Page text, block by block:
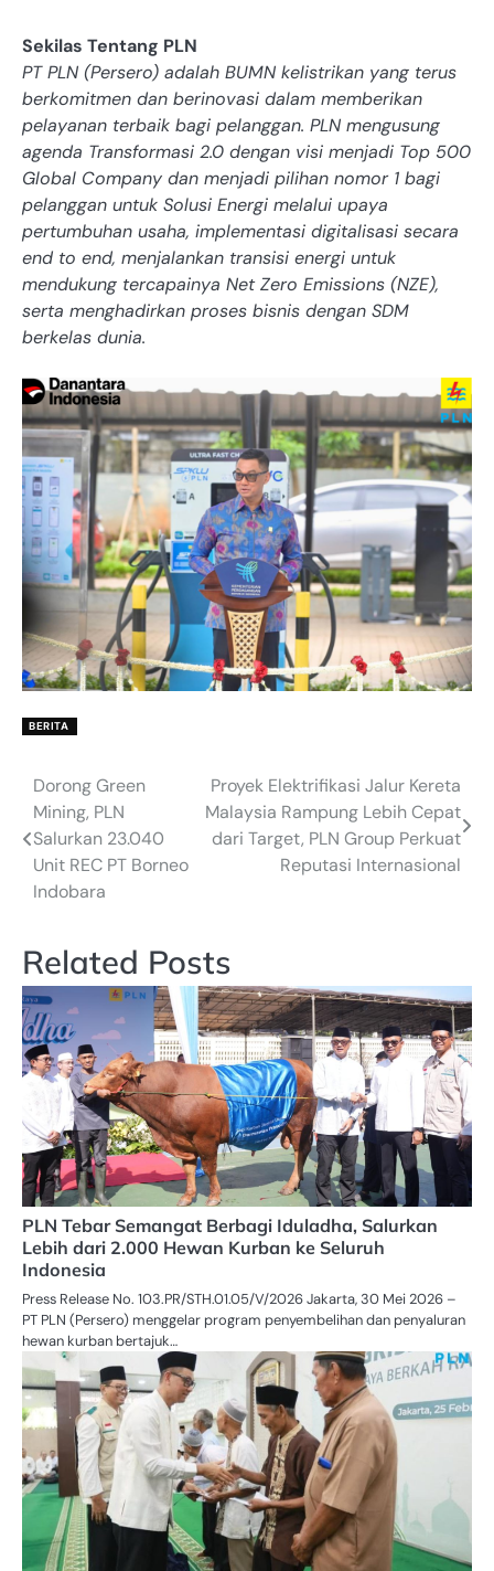
Sekilas Tentang PLN
PT PLN (Persero) adalah BUMN kelistrikan yang terus
berkomitmen dan berinovasi dalam memberikan
pelayanan terbaik bagi pelanggan. PLN mengusung
agenda Transformasi 2.0 dengan visi menjadi Top 500
Global Company dan menjadi pilihan nomor 1 bagi
pelanggan untuk Solusi Energi melalui upaya
pertumbuhan usaha, implementasi digitalisasi secara
end to end, menjalankan transisi energi untuk
mendukung tercapainya Net Zero Emissions (NZE),
serta menghadirkan proses bisnis dengan SDM
berkelas dunia.
BERITA
Post
navigation
Dorong Green
Mining, PLN
Salurkan 23.040
Unit REC PT Borneo
Indobara
Proyek Elektrifikasi Jalur Kereta
Malaysia Rampung Lebih Cepat
dari Target, PLN Group Perkuat
Reputasi Internasional
Related Posts
PLN Tebar Semangat Berbagi Iduladha, Salurkan
Lebih dari 2.000 Hewan Kurban ke Seluruh
Indonesia
Press Release No. 103.PR/STH.01.05/V/2026 Jakarta, 30 Mei 2026 –
PT PLN (Persero) menggelar program penyembelihan dan penyaluran
hewan kurban bertajuk…